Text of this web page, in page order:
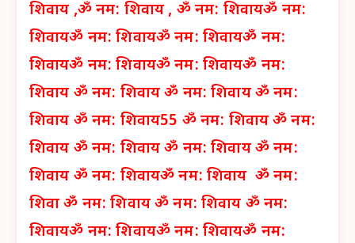
शिवाय ,ॐ नम: शिवाय , ॐ नम: शिवायॐ नम:
शिवायॐ नम: शिवायॐ नम: शिवायॐ नम:
शिवायॐ नम: शिवायॐ नम: शिवायॐ नम:
शिवाय ॐ नम: शिवाय ॐ नम: शिवायॐ नम:
शिवाय ॐ नम: शिवाय55 ॐ नम: शिवाय ॐ नम:
शिवाय ॐ नम: शिवाय ॐ नम: शिवायॐ नम:
शिवाय ॐ नम: शिवायॐ नम: शिवाय ॐ नम:
शिवा ॐ नम: शिवायॐ नम: शिवाय ॐ नम:
शिवायॐ नम: शिवायॐ नम: शिवायॐ नम: